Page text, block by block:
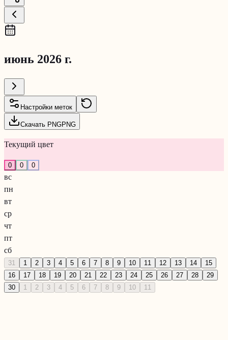
июнь 2026 г.
Настройки меток
Скачать PNGPNG
Текущий цвет
0 0 0
вс
пн
вт
ср
чт
пт
сб
31 1 2 3 4 5 6 7 8 9 10 11 12 13 14
15
16
17 18 19 20 21 22 23 24 25 26 27 28
29
30
1 2 3 4 5 6 7 8 9 10 11